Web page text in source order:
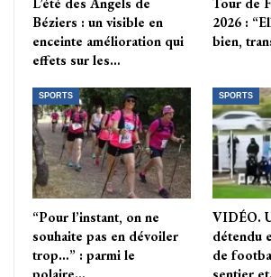
Béziers : un visible en
enceinte amélioration qui
effets sur les…
2026 :
bien,
SPORTS
“Pour l’instant, on ne
souhaite pas en dévoiler
trop…” : parmi le
SPORTS
VIDÉO.
détendu
de